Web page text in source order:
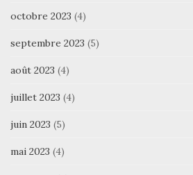
octobre 2023 (4)
septembre 2023 (5)
août 2023 (4)
juillet 2023 (4)
juin 2023 (5)
mai 2023 (4)